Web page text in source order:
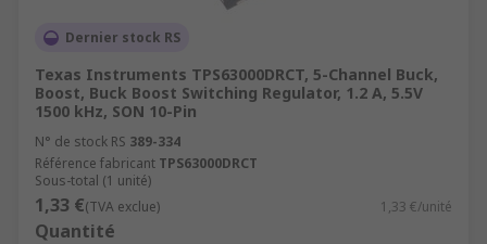
Dernier stock RS
Texas Instruments TPS63000DRCT, 5-Channel Buck,
Boost, Buck Boost Switching Regulator, 1.2 A, 5.5V
1500 kHz, SON 10-Pin
N° de stock RS 389-334
Référence fabricant TPS63000DRCT
Sous-total (1 unité)
1,33 €(TVA exclue) 1,33 €/unité
Quantité